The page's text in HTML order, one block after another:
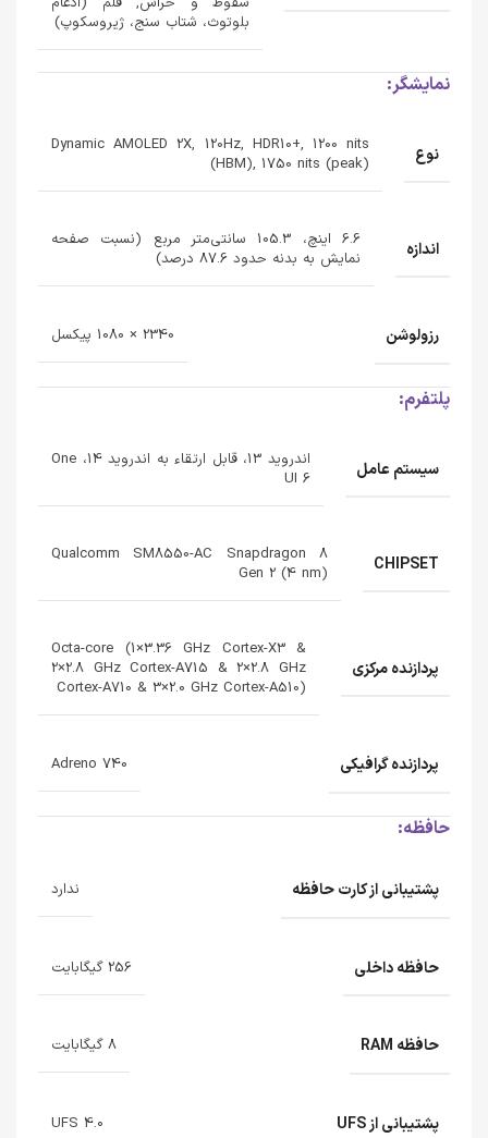
بلوتوث، شتاب سنج، ژیروسکوپ)
نمایشگر:
نوع
Dynamic AMOLED 2X, 120Hz, HDR10+, 1200 nits
(HBM), 1750 nits (peak)
اندازه
6.6 اینچ، 105.3 سانتی‌متر مربع (نسبت صفحه
نمایش به بدنه حدود 87.6 درصد)
رزولوشن 2340 × 1080 پیکسل
پلتفرم:
سیستم عامل
اندروید 13، قابل ارتقاء به اندروید 14، One
UI 6
CHIPSET
Qualcomm SM8550-AC Snapdragon 8
Gen 2 (4 nm)
پردازنده‌ مرکزی
Octa-core (1×3.36 GHz Cortex-X3 &
2×2.8 GHz Cortex-A715 & 2×2.8 GHz
Cortex-A710 & 3×2.0 GHz Cortex-A510)
پردازنده‌ گرافیکی Adreno 740
حافظه:
پشتیبانی از کارت حافظه ندارد
حافظه داخلی 256 گیگابایت
حافظه RAM 8 گیگابایت
پشتیبانی از UFS UFS 4.0